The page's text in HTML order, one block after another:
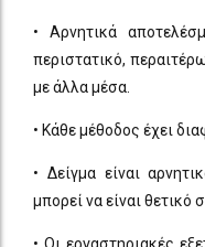
• Αρνητικά
περιστατικό,
με άλλα μέσα.
• Κάθε μέθοδος έχει
• Δείγμα είναι
μπορεί να είναι θετικό